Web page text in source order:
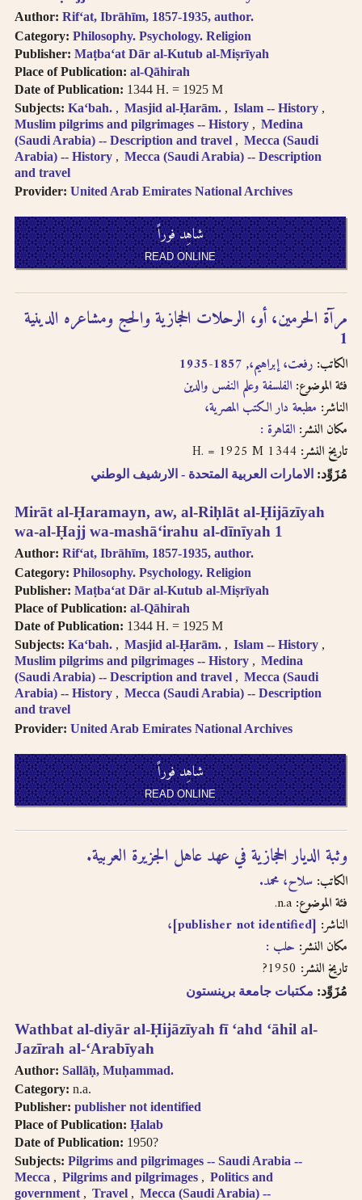
Author: Rifʻat, Ibrāhīm, 1857-1935, author.
Category: Philosophy. Psychology. Religion
Publisher: Maṭbaʻat Dār al-Kutub al-Miṣrīyah
Place of Publication: al-Qāhirah
Date of Publication: 1344 H. = 1925 M
Subjects: Kaʻbah. Masjid al-Ḥarām.
Islam -- History
Muslim pilgrims and pilgrimages -- History
Medina
(Saudi Arabia) -- Description and travel
Mecca (Saudi
Arabia) -- History
Mecca (Saudi Arabia) -- Description
and travel
Provider: United Arab Emirates National Archives
شاهِد فوراً
READ ONLINE
Mirāt al-Ḥaramayn, aw, al-Riḥlāt al-Ḥijāzīyah
wa-al-Ḥajj wa-mashāʻirahu al-dīnīyah 1
Author: Rifʻat, Ibrāhīm, 1857-1935, author.
Category: Philosophy. Psychology. Religion
Publisher: Maṭbaʻat Dār al-Kutub al-Miṣrīyah
Place of Publication: al-Qāhirah
Date of Publication: 1344 H. = 1925 M
Subjects: Kaʻbah. Masjid al-Ḥarām.
Islam -- History
Muslim pilgrims and pilgrimages -- History
Medina
(Saudi Arabia) -- Description and travel
Mecca (Saudi
Arabia) -- History
Mecca (Saudi Arabia) -- Description
and travel
Provider: United Arab Emirates National Archives
شاهِد فوراً
READ ONLINE
مرآة الحرمين، أو، الرحلات الحجازية والحج ومشاعره الدينية
1
الكاتب: رفعت، إبراهيم،, 1857-1935
فئة الموضوع: الفلسفة وعلم النفس والدين
الناشر: مطبعة دار الكتب المصرية،
مكان النشر: القاهرة :
تاريخ النشر:
مُزَوِّد: الامارات العربية المتحدة - الارشيف الوطني
Wathbat al-diyār al-Ḥijāzīyah fī ʻahd ʻāhil al-
Jazīrah al-ʻArabīyah
Author: Sallāḥ, Muḥammad.
Category: n.a.
Publisher: publisher not identified
Place of Publication: Ḥalab
Date of Publication: 1950?
Subjects: Pilgrims and pilgrimages -- Saudi Arabia --
Mecca
Pilgrims and pilgrimages
Politics and
government
Travel
Mecca (Saudi Arabia) --
وثبة الديار الحجازية في عهد عاهل الجزيرة العربية.‎
الكاتب: سلاح، محمد.‎
فئة الموضوع:
الناشر: [publisher not identified]،
مكان النشر: حلب :‎
تاريخ النشر:
مُزَوِّد: مكتبات جامعة برينستون